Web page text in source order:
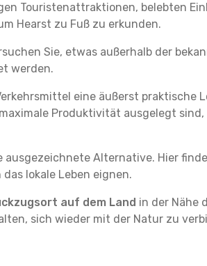
Touristenattraktionen, belebten
Hearst zu Fuß zu erkunden.
Sie, etwas außerhalb der
werden.
eine äußerst praktische
Produktivität ausgelegt sind,
ausgezeichnete Alternative. Hier
lokale Leben eignen.
auf dem Land in der Nähe
sich wieder mit der Natur zu